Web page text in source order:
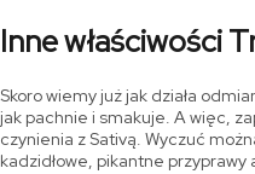
Inne właściwości
Skoro wiemy już jak działa
jak pachnie i smakuje. A więc,
czynienia z Sativą. Wyczuć
kadzidłowe, pikantne